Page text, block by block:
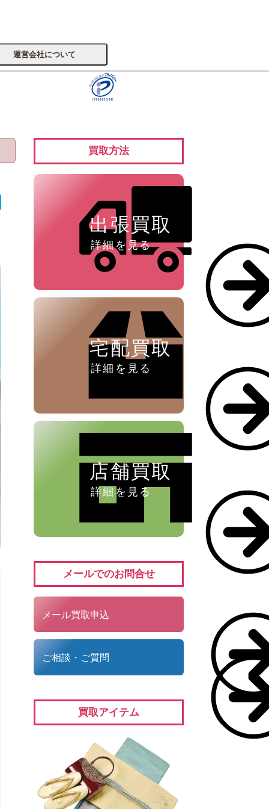
運営会社について
買取方法
出張買取
詳細を見る
宅配買取
詳細を見る
店舗買取
詳細を見る
メールでのお問合せ
メール買取申込
ご相談・ご質問
買取アイテム